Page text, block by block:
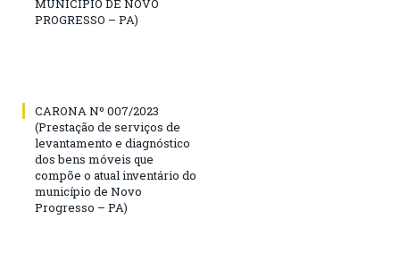
MUNICÍPIO DE NOVO
PROGRESSO – PA)
CARONA Nº 007/2023
(Prestação de serviços de
levantamento e diagnóstico
dos bens móveis que
compõe o atual inventário do
município de Novo
Progresso – PA)